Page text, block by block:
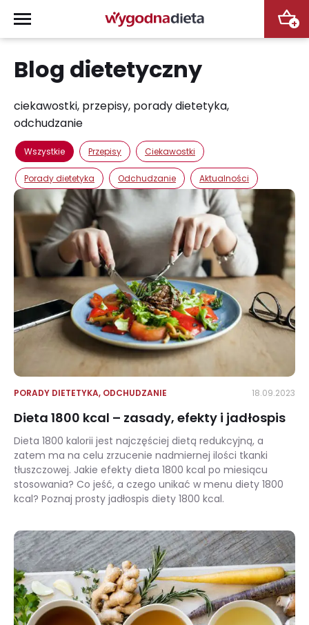
+
Blog dietetyczny
ciekawostki, przepisy, porady dietetyka,
odchudzanie
Wszystkie Przepisy Ciekawostki
Porady dietetyka Odchudzanie Aktualności
PORADY DIETETYKA, ODCHUDZANIE 18.09.2023
Dieta 1800 kcal – zasady, efekty i jadłospis
Dieta 1800 kalorii jest najczęściej dietą redukcyjną, a
zatem ma na celu zrzucenie nadmiernej ilości tkanki
tłuszczowej. Jakie efekty dieta 1800 kcal po miesiącu
stosowania? Co jeść, a czego unikać w menu diety 1800
kcal? Poznaj prosty jadłospis diety 1800 kcal.